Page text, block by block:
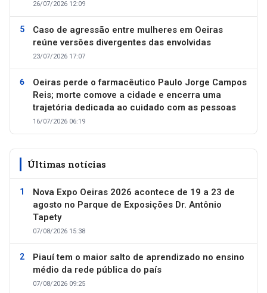
26/07/2026 12:09
Caso de agressão entre mulheres em Oeiras
reúne versões divergentes das envolvidas
23/07/2026 17:07
Oeiras perde o farmacêutico Paulo Jorge Campos
Reis; morte comove a cidade e encerra uma
trajetória dedicada ao cuidado com as pessoas
16/07/2026 06:19
Últimas notícias
Nova Expo Oeiras 2026 acontece de 19 a 23 de
agosto no Parque de Exposições Dr. Antônio
Tapety
07/08/2026 15:38
Piauí tem o maior salto de aprendizado no ensino
médio da rede pública do país
07/08/2026 09:25